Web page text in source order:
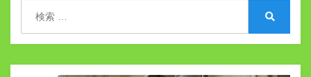
シ
ョ